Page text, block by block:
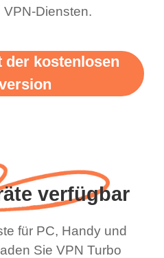
Diensten.
der kostenlosen
verfügbar
für PC, Handy und
Sie VPN Turbo